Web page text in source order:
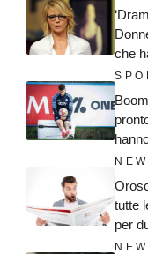
che
tutte
per